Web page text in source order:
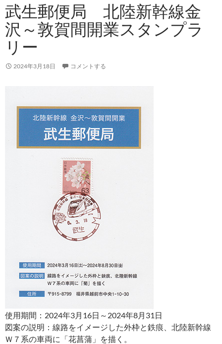
武生郵便局 北陸新幹線金
沢～敦賀間開業スタンプラ
リー
2024年3月18日 コメントする
使用期間：2024年3月16日～2024年8月31日
図案の説明：線路をイメージした外枠と鉄痕、北陸新幹線
Ｗ７系の車両に「花菖蒲」を描く。